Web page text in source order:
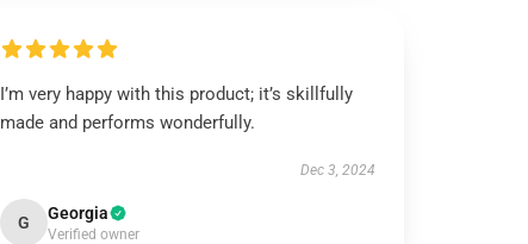
I’m very happy with this product; it’s skillfully
made and performs wonderfully.
Dec 3, 2024
G Georgia
Verified owner